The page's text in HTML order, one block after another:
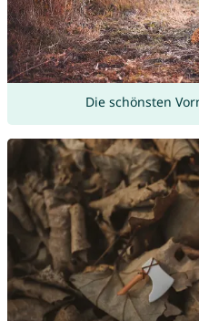
Die schönsten